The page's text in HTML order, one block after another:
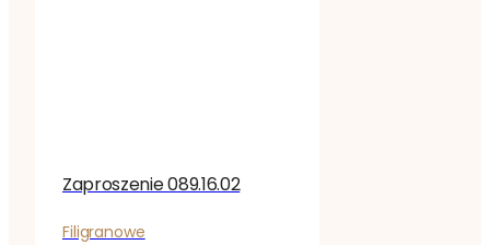
Zaproszenie 089.16.02
Filigranowe